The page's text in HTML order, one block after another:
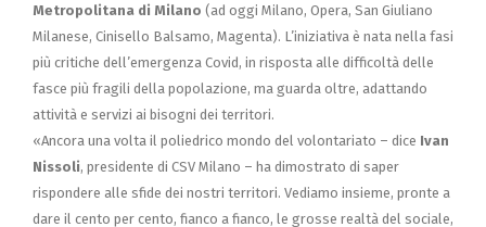
Metropolitana di Milano (ad oggi Milano, Opera, San Giuliano
Milanese, Cinisello Balsamo, Magenta). L’iniziativa è nata nella fasi
più critiche dell’emergenza Covid, in risposta alle difficoltà delle
fasce più fragili della popolazione, ma guarda oltre, adattando
attività e servizi ai bisogni dei territori.
«Ancora una volta il poliedrico mondo del volontariato – dice Ivan
Nissoli, presidente di CSV Milano – ha dimostrato di saper
rispondere alle sfide dei nostri territori. Vediamo insieme, pronte a
dare il cento per cento, fianco a fianco, le grosse realtà del sociale,